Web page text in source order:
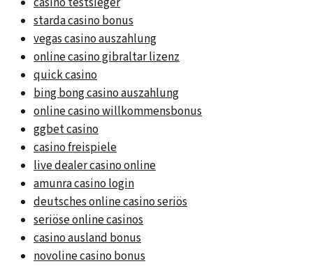
starda casino bonus
vegas casino auszahlung
online casino gibraltar lizenz
quick casino
bing bong casino auszahlung
online casino willkommensbonus
ggbet casino
casino freispiele
live dealer casino online
amunra casino login
deutsches online casino seriös
seriöse online casinos
casino ausland bonus
novoline casino bonus